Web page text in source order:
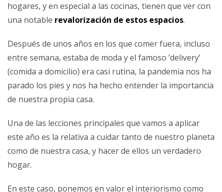
hogares, y en especial a las cocinas, tienen que ver con
una notable revalorización de estos espacios.
Después de unos años en los que comer fuera, incluso
entre semana, estaba de moda y el famoso ‘delivery’
(comida a domicilio) era casi rutina, la pandemia nos ha
parado los pies y nos ha hecho entender la importancia
de nuestra propia casa.
Una de las lecciones principales que vamos a aplicar
este año es la relativa a cuidar tanto de nuestro planeta
como de nuestra casa, y hacer de ellos un verdadero
hogar.
En este caso, ponemos en valor el interiorismo como